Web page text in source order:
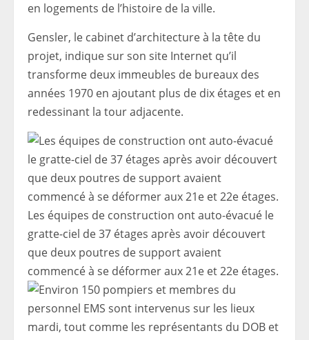
en logements de l’histoire de la ville.
Gensler, le cabinet d’architecture à la tête du
projet, indique sur son site Internet qu’il
transforme deux immeubles de bureaux des
années 1970 en ajoutant plus de dix étages et en
redessinant la tour adjacente.
Les équipes de construction ont auto-évacué le
gratte-ciel de 37 étages après avoir découvert
que deux poutres de support avaient
commencé à se déformer aux 21e et 22e étages.